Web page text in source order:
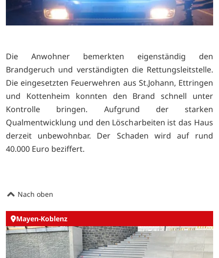
Die Anwohner bemerkten eigenständig den
Brandgeruch und verständigten die Rettungsleitstelle.
Die eingesetzten Feuerwehren aus St.Johann, Ettringen
und Kottenheim konnten den Brand schnell unter
Kontrolle bringen. Aufgrund der starken
Qualmentwicklung und den Löscharbeiten ist das Haus
derzeit unbewohnbar. Der Schaden wird auf rund
40.000 Euro beziffert.
Nach oben
Mayen-Koblenz